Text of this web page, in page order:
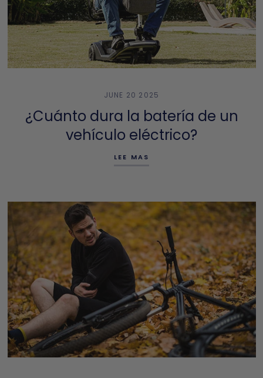
JUNE 20 2025
¿Cuánto dura la batería de un
vehículo eléctrico?
LEE MAS